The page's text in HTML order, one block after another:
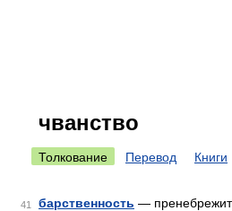
чванство
Толкование Перевод Книги
41 барственность —